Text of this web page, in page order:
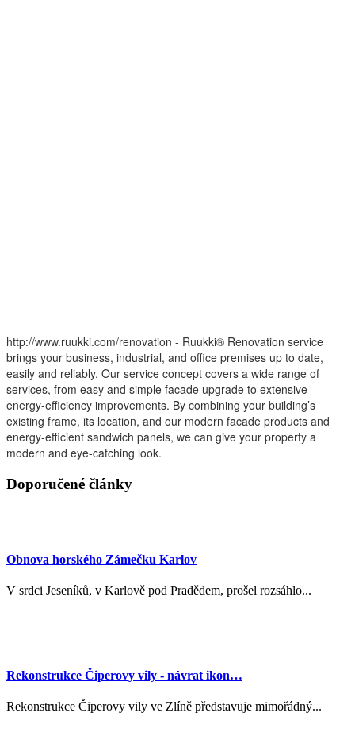
http://www.ruukki.com/renovation - Ruukki® Renovation service
brings your business, industrial, and office premises up to date,
easily and reliably. Our service concept covers a wide range of
services, from easy and simple facade upgrade to extensive
energy-efficiency improvements. By combining your building’s
existing frame, its location, and our modern facade products and
energy-efficient sandwich panels, we can give your property a
modern and eye-catching look.
Doporučené články
Obnova horského Zámečku Karlov
V srdci Jeseníků, v Karlově pod Pradědem, prošel rozsáhlo...
Rekonstrukce Čiperovy vily - návrat ikon…
Rekonstrukce Čiperovy vily ve Zlíně představuje mimořádný...